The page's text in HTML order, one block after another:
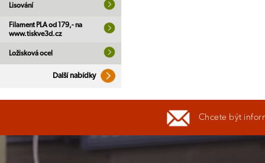
Lisování
Filament PLA od 179,- na
www.tiskve3d.cz
Ložisková ocel
Další nabídky
Chcete být